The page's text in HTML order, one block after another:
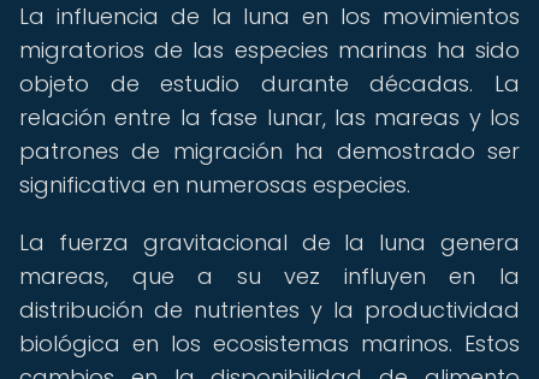
La influencia de la luna en los movimientos
migratorios de las especies marinas ha sido
objeto de estudio durante décadas. La
relación entre la fase lunar, las mareas y los
patrones de migración ha demostrado ser
significativa en numerosas especies.
La fuerza gravitacional de la luna genera
mareas, que a su vez influyen en la
distribución de nutrientes y la productividad
biológica en los ecosistemas marinos. Estos